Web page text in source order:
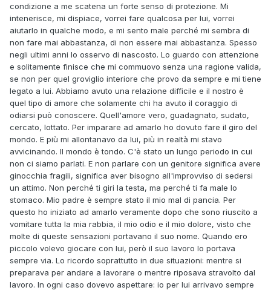
condizione a me scatena un forte senso di protezione. Mi
intenerisce, mi dispiace, vorrei fare qualcosa per lui, vorrei
aiutarlo in qualche modo, e mi sento male perché mi sembra di
non fare mai abbastanza, di non essere mai abbastanza. Spesso
negli ultimi anni lo osservo di nascosto. Lo guardo con attenzione
e solitamente finisce che mi commuovo senza una ragione valida,
se non per quel groviglio interiore che provo da sempre e mi tiene
legato a lui. Abbiamo avuto una relazione difficile e il nostro è
quel tipo di amore che solamente chi ha avuto il coraggio di
odiarsi può conoscere. Quell'amore vero, guadagnato, sudato,
cercato, lottato. Per imparare ad amarlo ho dovuto fare il giro del
mondo. E più mi allontanavo da lui, più in realtà mi stavo
avvicinando. Il mondo è tondo. C'è stato un lungo periodo in cui
non ci siamo parlati. E non parlare con un genitore significa avere
ginocchia fragili, significa aver bisogno all'improvviso di sedersi
un attimo. Non perché ti giri la testa, ma perché ti fa male lo
stomaco. Mio padre è sempre stato il mio mal di pancia. Per
questo ho iniziato ad amarlo veramente dopo che sono riuscito a
vomitare tutta la mia rabbia, il mio odio e il mio dolore, visto che
molte di queste sensazioni portavano il suo nome. Quando ero
piccolo volevo giocare con lui, però il suo lavoro lo portava
sempre via. Lo ricordo soprattutto in due situazioni: mentre si
preparava per andare a lavorare o mentre riposava stravolto dal
lavoro. In ogni caso dovevo aspettare: io per lui arrivavo sempre